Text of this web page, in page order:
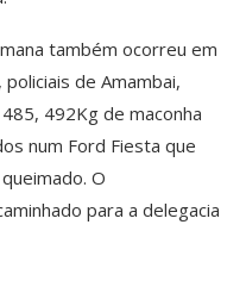
também ocorreu em
de Amambai,
492Kg de maconha
num Ford Fiesta que
O
para a delegacia